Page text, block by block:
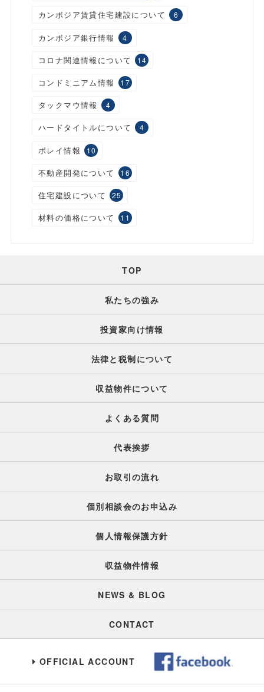
カンボジア賃貸住宅建設について 6
カンボジア銀行情報 4
コロナ関連情報について 14
コンドミニアム情報 17
タックマウ情報 4
ハードタイトルについて 4
ボレイ情報 10
不動産開発について 16
住宅建設について 25
材料の価格について 11
TOP
私たちの強み
投資家向け情報
法律と税制について
収益物件について
よくある質問
代表挨拶
お取引の流れ
個別相談会のお申込み
個人情報保護方針
収益物件情報
NEWS & BLOG
CONTACT
OFFICIAL ACCOUNT